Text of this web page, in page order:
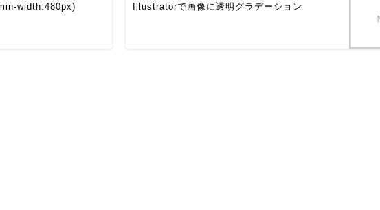
width:480px) Illustratorで画像に透明グラデーション